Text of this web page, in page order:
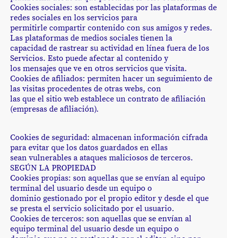
Cookies sociales: son establecidas por las plataformas de
redes sociales en los servicios para
permitirle compartir contenido con sus amigos y redes.
Las plataformas de medios sociales tienen la
capacidad de rastrear su actividad en línea fuera de los
Servicios. Esto puede afectar al contenido y
los mensajes que ve en otros servicios que visita.
Cookies de afiliados: permiten hacer un seguimiento de
las visitas procedentes de otras webs, con
las que el sitio web establece un contrato de afiliación
(empresas de afiliación).
Cookies de seguridad: almacenan información cifrada
para evitar que los datos guardados en ellas
sean vulnerables a ataques maliciosos de terceros.
SEGÚN LA PROPIEDAD
Cookies propias: son aquellas que se envían al equipo
terminal del usuario desde un equipo o
dominio gestionado por el propio editor y desde el que
se presta el servicio solicitado por el usuario.
Cookies de terceros: son aquellas que se envían al
equipo terminal del usuario desde un equipo o